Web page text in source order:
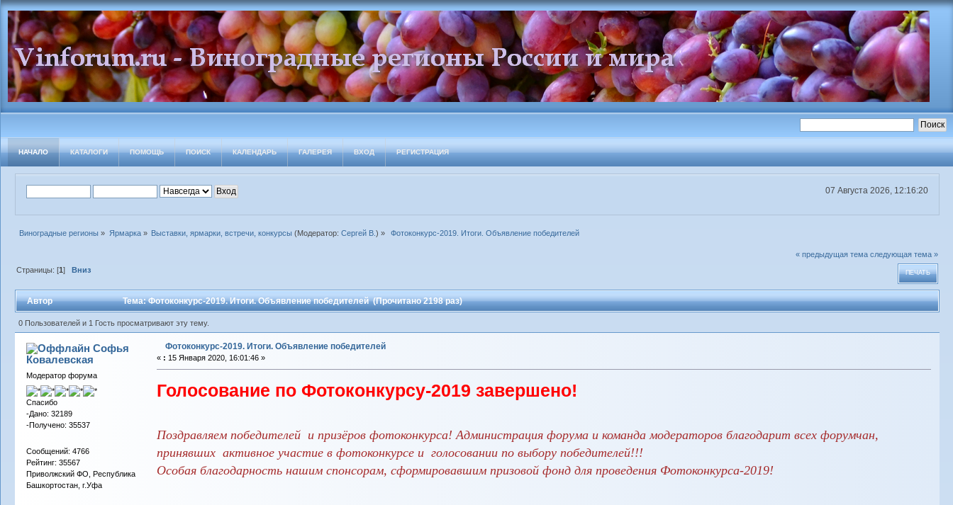
НАЧАЛО КАТАЛОГИ ПОМОЩЬ ПОИСК КАЛЕНДАРЬ ГАЛЕРЕЯ ВХОД РЕГИСТРАЦИЯ
07 Августа 2026, 12:16:20
Виноградные регионы » Ярмарка» Выставки, ярмарки, встречи, конкурсы (Модератор: Сергей В.) » Фотоконкурс-2019. Итоги. Объявление победителей
« предыдущая тема следующая тема »
ПЕЧАТЬ
Страницы: [1] Вниз
Автор Тема: Фотоконкурс-2019. Итоги. Объявление победителей (Прочитано 2198 раз)
0 Пользователей и 1 Гость просматривают эту тему.
Софья
Ковалевская
Модератор форума
Спасибо
-Дано: 32189
-Получено: 35537
Сообщений: 4766
Рейтинг: 35567
Приволжский ФО, Республика
Башкортостан, г.Уфа
Фотоконкурс-2019. Итоги. Объявление победителей
« : 15 Января 2020, 16:01:46 »
Голосование по Фотоконкурсу-2019 завершено!
Поздравляем победителей и призёров фотоконкурса! Администрация форума и команда модераторов благодарит всех форумчан,
принявших активное участие в фотоконкурсе и голосовании по выбору победителей!!!
Особая благодарность нашим спонсорам, сформировавшим призовой фонд для проведения Фотоконкурса-2019!